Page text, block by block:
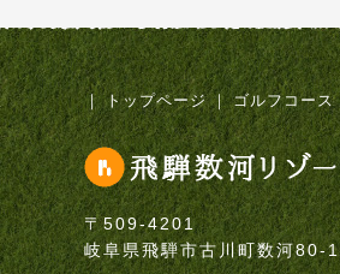
｜ トップページ ｜ ゴルフコース
〒509-4201
岐阜県飛騨市古川町数河80-1